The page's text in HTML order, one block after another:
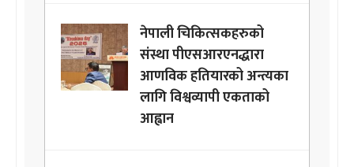
नेपाली चिकित्सकहरुको
संस्था पीएसआरएनद्धारा
आणविक हतियारको अन्त्यका
लागि विश्वव्यापी एकताको
आह्वान